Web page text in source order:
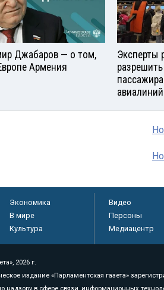
Джабаров — о том,
Армения
Эксперты
авиалиний
Экономика
В мире
Культура
Видео
Персоны
Медиацентр
2026 г.
издание «Парламентская газета»